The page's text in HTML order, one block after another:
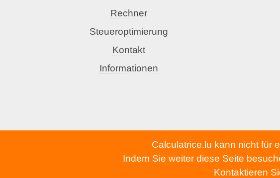
Rechner
Steueroptimierung
Kontakt
Informationen
Calculatrice.lu kann nicht für
Indem Sie weiter diese Seite
Kontaktieren